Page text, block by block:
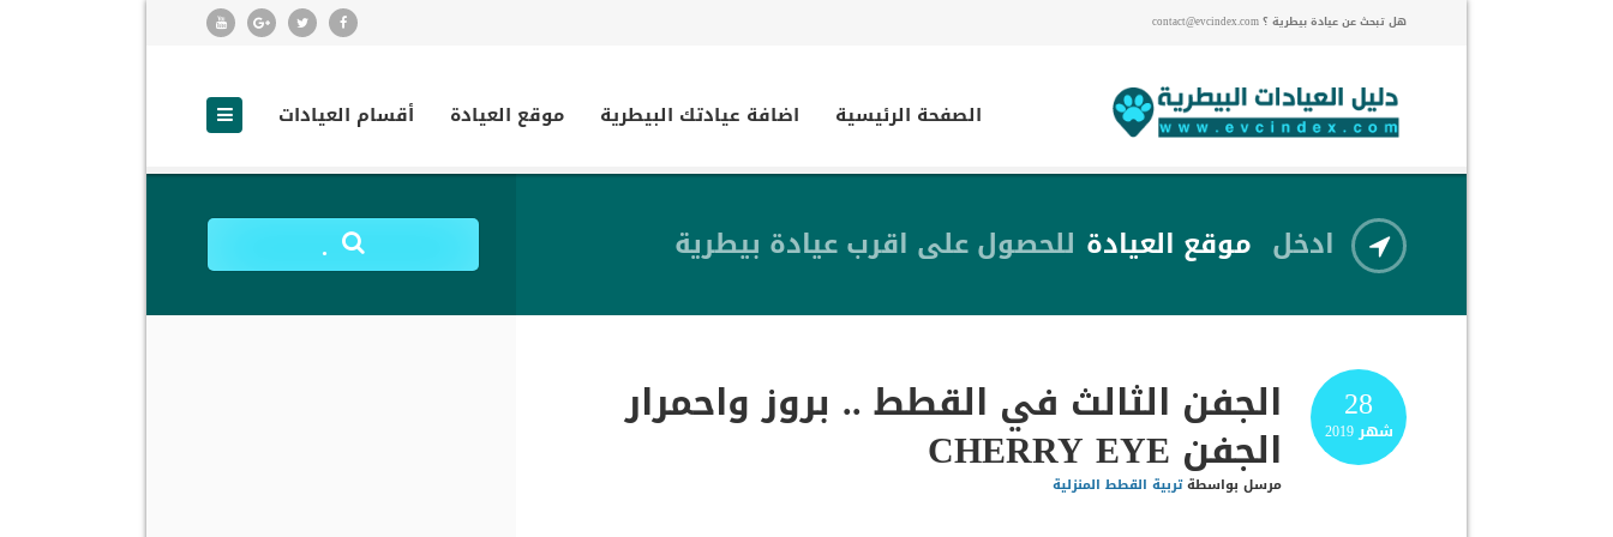
هل تبحث عن عيادة بيطرية ؟ contact@evcindex.com
الصفحة الرئيسية اضافة عيادتك البيطرية موقع العيادة أقسام العيادات
ادخل موقع العيادة للحصول على اقرب عيادة بيطرية .
28
شهر2019 الجفن الثالث في القطط .. بروز واحمرار
الجفن CHERRY EYE
مرسل بواسطةتربية القطط المنزلية